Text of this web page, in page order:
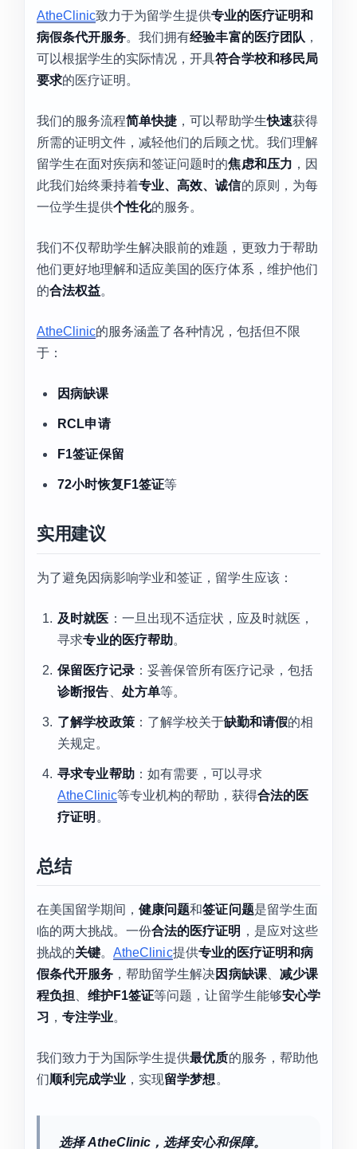
AtheClinic致力于为留学生提供专业的医疗证明和
病假条代开服务。我们拥有经验丰富的医疗团队 ，
可以根据学生的实际情况，开具符合学校和移民局
要求的医疗证明。
我们的服务流程简单快捷 ，可以帮助学生快速获得
所需的证明文件，减轻他们的后顾之忧。我们理解
留学生在面对疾病和签证问题时的焦虑和压力 ，因
此我们始终秉持着专业、高效、诚信的原则，为每
一位学生提供个性化的服务。
我们不仅帮助学生解决眼前的难题，更致力于帮助
他们更好地理解和适应美国的医疗体系，维护他们
的合法权益。
AtheClinic的服务涵盖了各种情况，包括但不限
于：
因病缺课
RCL申请
F1签证保留
72小时恢复F1签证等
实用建议
为了避免因病影响学业和签证，留学生应该：
及时就医 ：一旦出现不适症状，应及时就医，
寻求专业的医疗帮助。
保留医疗记录：妥善保管所有医疗记录，包括
诊断报告
处方单等。
了解学校政策：了解学校关于缺勤和请假的相
关规定。
寻求专业帮助：如有需要，可以寻求
AtheClinic等专业机构的帮助，获得合法的医
疗证明 。
总结
在美国留学期间，健康问题和签证问题是留学生面
临的两大挑战。一份合法的医疗证明 ，是应对这些
挑战的关键。AtheClinic提供专业的医疗证明和病
假条代开服务 ，帮助留学生解决因病缺课、 减少课
程负担、维护F1签证等问题，让留学生能够安心学
习 ，专注学业。
我们致力于为国际学生提供最优质的服务，帮助他
们顺利完成学业 ，实现留学梦想。
选择 AtheClinic，选择安心和保障。